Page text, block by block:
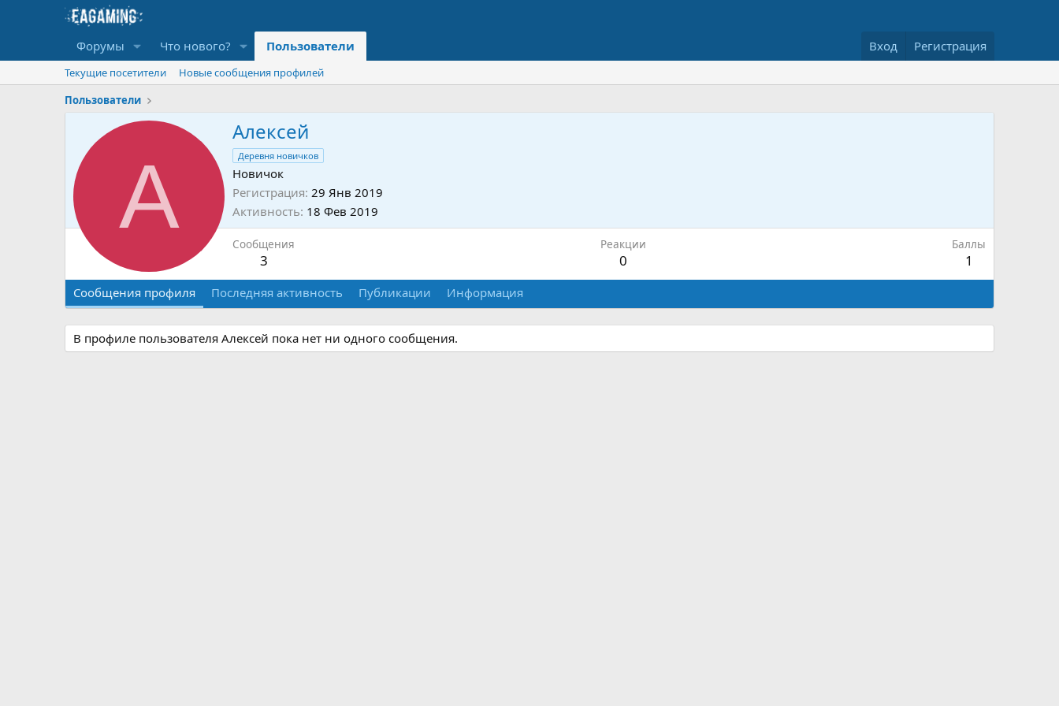
Форумы Что нового? Пользователи Вход Регистрация
Текущие посетители
Новые сообщения профилей
Пользователи
А
Алексей
Деревня новичков
Новичок
Регистрация 29 Янв 2019
Активность 18 Фев 2019
Сообщения
3
Реакции
0
Баллы
1
Сообщения профиля Последняя активность Публикации Информация
В профиле пользователя Алексей пока нет ни одного сообщения.